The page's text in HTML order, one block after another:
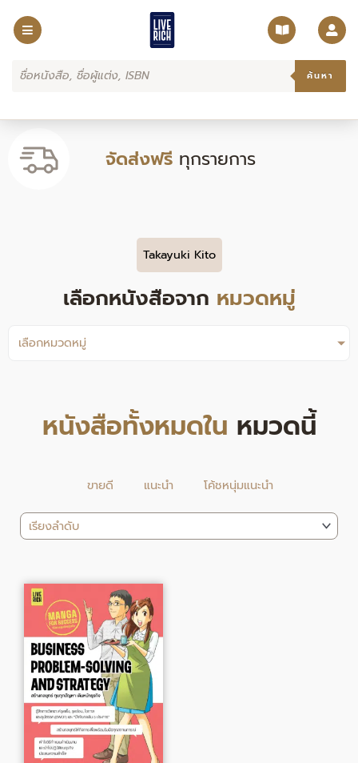
Products
search ค้นหา
จัดส่งฟรี ทุกรายการ
Takayuki Kito
เลือกหนังสือจาก หมวดหมู่
เลือกหมวดหมู่
หนังสือทั้งหมดใน หมวดนี้
ขายดี แนะนำ โค้ชหนุ่มแนะนำ
price
was:
330.00฿.
price
is:
271.00฿.